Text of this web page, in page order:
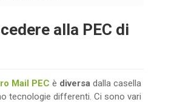
alla PEC di
Mail PEC è diversa dalla casella
tecnologie differenti. Ci sono vari